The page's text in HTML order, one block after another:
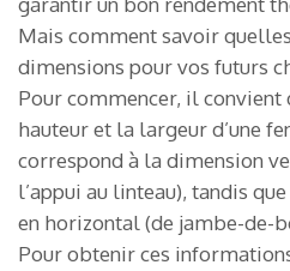
Mais comment savoir
dimensions pour vos futurs
Pour commencer, il
hauteur et la largeur d’une
correspond à la dimension
l’appui au linteau), tandis
en horizontal (de jambe-de-
Pour obtenir ces